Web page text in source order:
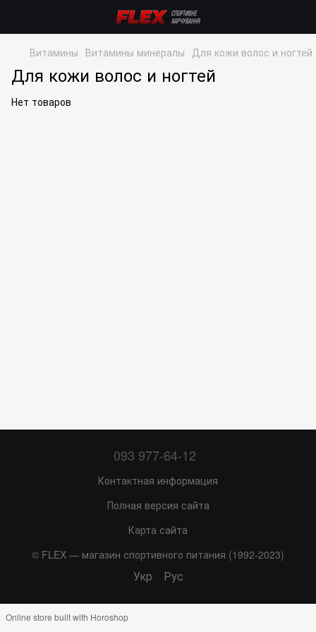
Витамины Витамины минералы Для кожи волос и ногтей
Для кожи волос и ногтей
Нет товаров
093 977-64-12
Контактная информация
Полная версия сайта
Карта сайта
© FLEX — магазин спортивного питания (1992-2023)
Укр Рус
Online store built with Horoshop